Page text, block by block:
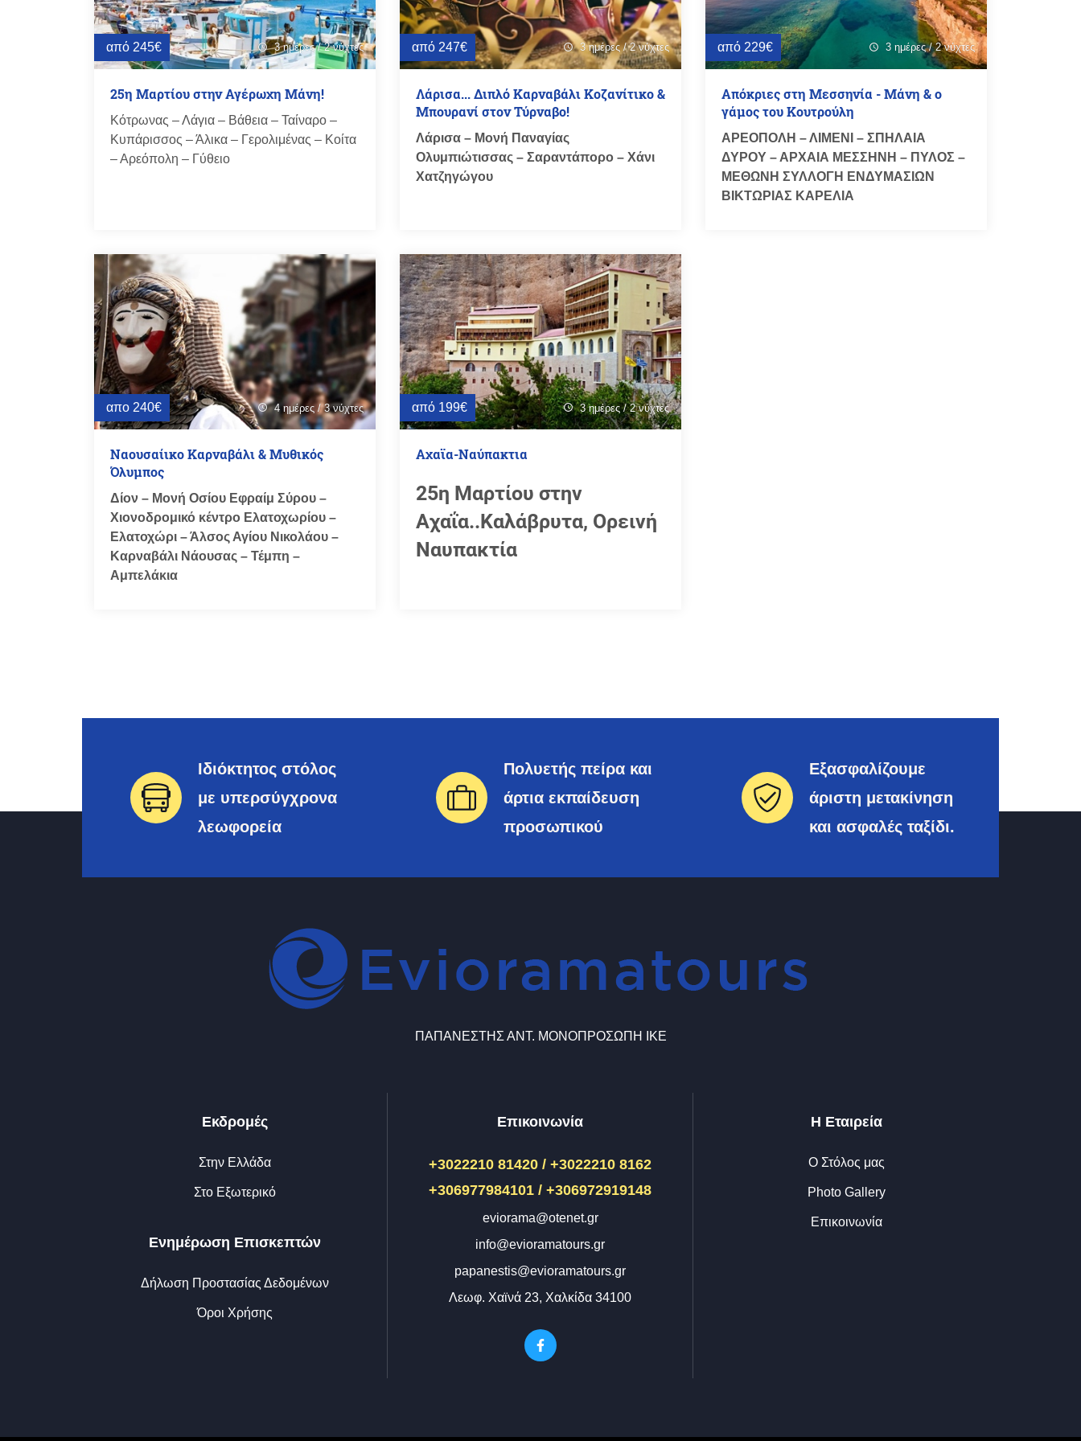
από 245€ schedule 3 ημέρες / 2 νύχτες
25η Μαρτίου στην Αγέρωχη Μάνη!
Κότρωνας – Λάγια – Βάθεια – Ταίναρο –
Κυπάρισσος – Άλικα – Γερολιμένας – Κοίτα
– Αρεόπολη – Γύθειο
από 247€ schedule 3 ημέρες / 2 νύχτες
Λάρισα... Διπλό Καρναβάλι Κοζανίτικο &
Μπουρανί στον Τύρναβο!
Λάρισα – Μονή Παναγίας
Ολυμπιώτισσας – Σαραντάπορο – Χάνι
Χατζηγώγου
από 229€ schedule 3 ημέρες / 2 νύχτες
Απόκριες στη Μεσσηνία - Μάνη & ο
γάμος του Κουτρούλη
ΑΡΕΟΠΟΛΗ – ΛΙΜΕΝΙ – ΣΠΗΛΑΙΑ
ΔΥΡΟΥ – ΑΡΧΑΙΑ ΜΕΣΣΗΝΗ – ΠΥΛΟΣ –
ΜΕΘΩΝΗ ΣΥΛΛΟΓΗ ΕΝΔΥΜΑΣΙΩΝ
ΒΙΚΤΩΡΙΑΣ ΚΑΡΕΛΙΑ
απο 240€ schedule 4 ημέρες / 3 νύχτες
Ναουσαίικο Καρναβάλι & Μυθικός
Όλυμπος
Δίον – Μονή Οσίου Εφραίμ Σύρου –
Χιονοδρομικό κέντρο Ελατοχωρίου –
Ελατοχώρι – Άλσος Αγίου Νικολάου –
Καρναβάλι Νάουσας – Τέμπη –
Αμπελάκια
από 199€ schedule 3 ημέρες / 2 νύχτες
Αχαϊα-Ναύπακτια
25η Μαρτίου στην
Αχαΐα..Καλάβρυτα, Ορεινή
Ναυπακτία
Ιδιόκτητος στόλος
με υπερσύγχρονα
λεωφορεία
Πολυετής πείρα και
άρτια εκπαίδευση
προσωπικού
Εξασφαλίζουμε
άριστη μετακίνηση
και ασφαλές ταξίδι.
ΠΑΠΑΝΕΣΤΗΣ ΑΝΤ. ΜΟΝΟΠΡΟΣΩΠΗ ΙΚΕ
Εκδρομές
Στην Ελλάδα
Στο Εξωτερικό
Ενημέρωση Επισκεπτών
Δήλωση Προστασίας Δεδομένων
Όροι Χρήσης
Επικοινωνία
+3022210 81420 / +3022210 8162
+306977984101 / +306972919148
eviorama@otenet.gr
info@evioramatours.gr
papanestis@evioramatours.gr
Λεωφ. Χαϊνά 23, Χαλκίδα 34100
Η Εταιρεία
Ο Στόλος μας
Photo Gallery
Επικοινωνία